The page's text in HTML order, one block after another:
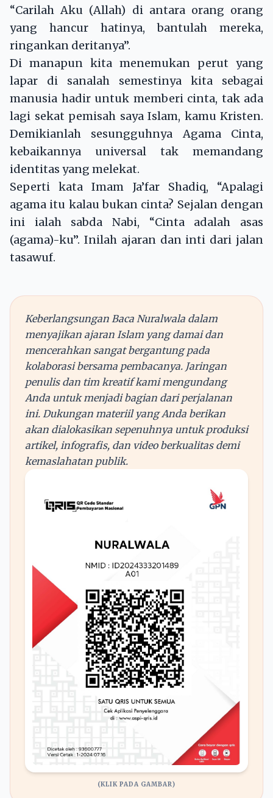
“Carilah Aku (Allah) di antara orang orang
yang hancur hatinya, bantulah mereka,
ringankan deritanya”.
Di manapun kita menemukan perut yang
lapar di sanalah semestinya kita sebagai
manusia hadir untuk memberi cinta, tak ada
lagi sekat pemisah saya Islam, kamu Kristen.
Demikianlah sesungguhnya Agama Cinta,
kebaikannya universal tak memandang
identitas yang melekat.
Seperti kata Imam Ja’far Shadiq, “Apalagi
agama itu kalau bukan cinta? Sejalan dengan
ini ialah sabda Nabi, “Cinta adalah asas
(agama)-ku”. Inilah ajaran dan inti dari jalan
tasawuf.
Keberlangsungan Baca Nuralwala dalam
menyajikan ajaran Islam yang damai dan
mencerahkan sangat bergantung pada
kolaborasi bersama pembacanya. Jaringan
penulis dan tim kreatif kami mengundang
Anda untuk menjadi bagian dari perjalanan
ini. Dukungan materiil yang Anda berikan
akan dialokasikan sepenuhnya untuk produksi
artikel, infografis, dan video berkualitas demi
kemaslahatan publik.
(KLIK PADA GAMBAR)